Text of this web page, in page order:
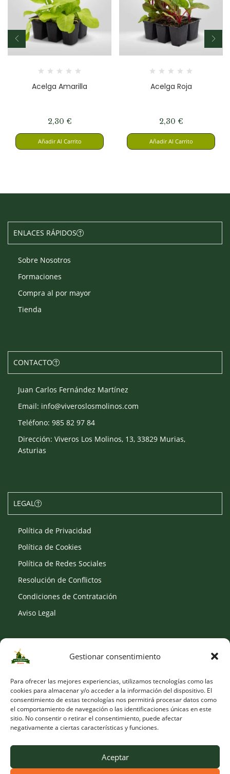
Gestionar consentimiento
Para ofrecer las mejores experiencias, utilizamos tecnologías como las
cookies para almacenar y/o acceder a la información del dispositivo. El
consentimiento de estas tecnologías nos permitirá procesar datos como
el comportamiento de navegación o las identificaciones únicas en este
sitio. No consentir o retirar el consentimiento, puede afectar
negativamente a ciertas características y funciones.
Aceptar
Acelga Amarilla
2,30 €
Añadir Al Carrito
Acelga Roja
2,30 €
Añadir Al Carrito
ENLACES RÁPIDOS
Sobre Nosotros
Formaciones
Compra al por mayor
Tienda
CONTACTO
Juan Carlos Fernández Martínez
Email: info@viveroslosmolinos.com
Teléfono: 985 82 97 84
Dirección: Viveros Los Molinos, 13, 33829 Murias,
Asturias
LEGAL
Política de Privacidad
Política de Cookies
Política de Redes Sociales
Resolución de Conflictos
Condiciones de Contratación
Aviso Legal
SOCIAL